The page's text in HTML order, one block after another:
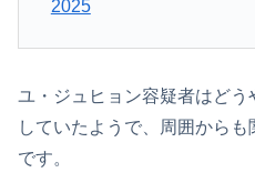
2025
ユ・ジュヒョン容疑者はどう
していたようで、周囲から
です。